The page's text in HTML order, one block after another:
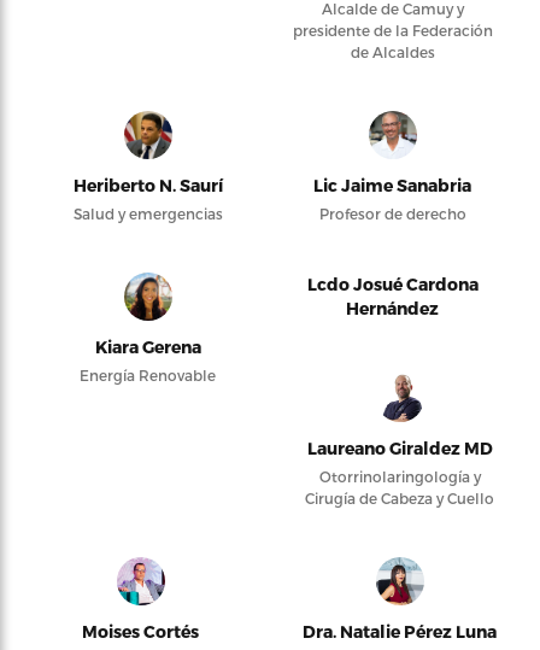
Alcalde de Camuy y
presidente de la Federación
de Alcaldes
Heriberto N. Saurí
Salud y emergencias
Lic Jaime Sanabria
Profesor de derecho
Kiara Gerena
Energía Renovable
Lcdo Josué Cardona
Hernández
Laureano Giraldez MD
Otorrinolaringología y
Cirugía de Cabeza y Cuello
Moises Cortés Dra. Natalie Pérez Luna